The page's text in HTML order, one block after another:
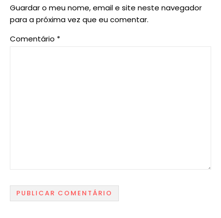
Guardar o meu nome, email e site neste navegador
para a próxima vez que eu comentar.
Comentário *